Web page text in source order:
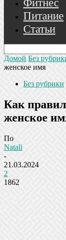
Фитнес
Питание
Статьи
Домой Без
женское имя
Без рубрики
Как
женское
По
Natali
-
21.03.2024
2
1862